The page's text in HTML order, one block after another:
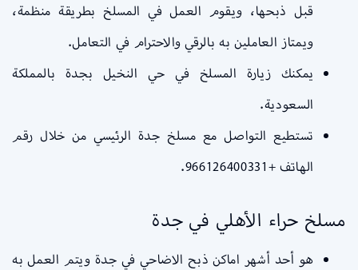
قبل ذبحها، ويقوم العمل في المسلخ بطريقة منظمة،
ويمتاز العاملين به بالرقي والاحترام في التعامل.
يمكنك زيارة المسلخ في حي النخيل بجدة بالمملكة
السعودية.
تستطيع التواصل مع مسلخ جدة الرئيسي من خلال رقم
الهاتف +966126400331.
مسلخ حراء الأهلي في جدة
هو أحد أشهر اماكن ذبح الاضاحي في جدة ويتم العمل به